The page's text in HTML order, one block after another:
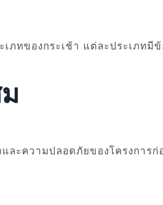
ทของกระเช้า แต่ละประเภทมี
ละความปลอดภัยของโครงการ